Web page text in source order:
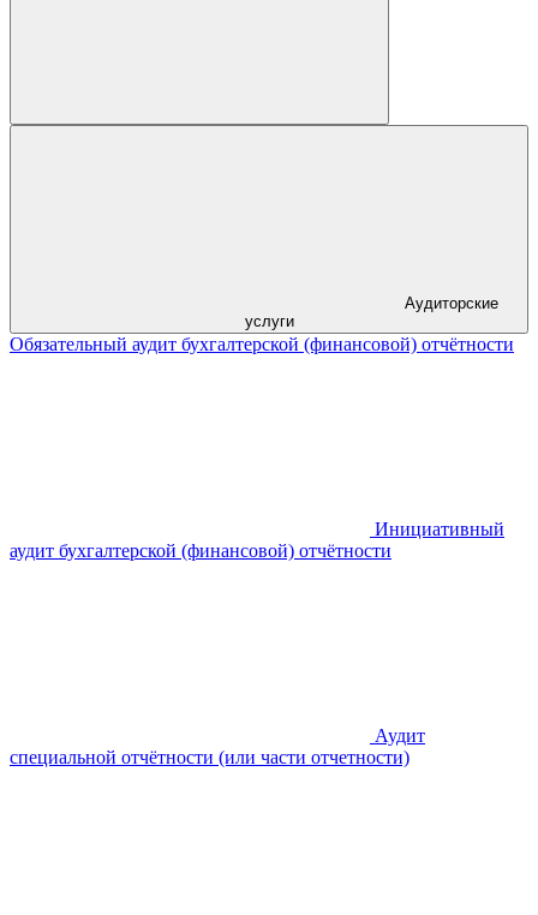
услуги
Обязательный аудит бухгалтерской (финансовой) отчётности
Инициативный
аудит бухгалтерской (финансовой) отчётности
Аудит
специальной отчётности (или части отчетности)